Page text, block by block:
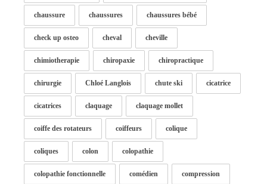
chaussure chaussures chaussures bébé
check up osteo cheval cheville
chimiotherapie chiropaxie chiropractique
chirurgie Chloé Langlois chute ski cicatrice
cicatrices claquage claquage mollet
coiffe des rotateurs coiffeurs colique
coliques colon colopathie
colopathie fonctionnelle comédien compression